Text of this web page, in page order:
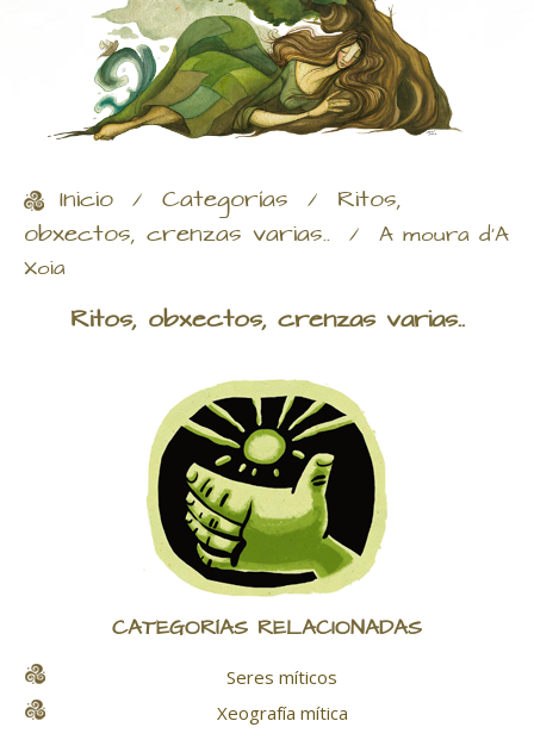
Inicio / Categorías / Ritos,
obxectos, crenzas varias.. / A moura d'A
Xoia
Ritos, obxectos, crenzas varias..
CATEGORÍAS RELACIONADAS
Seres míticos
Xeografía mítica